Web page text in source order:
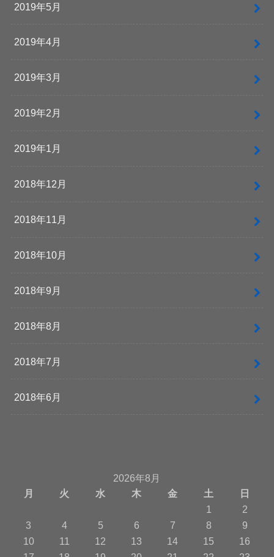
2019年5月
2019年4月
2019年3月
2019年2月
2019年1月
2018年12月
2018年11月
2018年10月
2018年9月
2018年8月
2018年7月
2018年6月
2026年8月
月
火 水 木 金 土
日
1
2
3
4 5 6 7 8
9
10
11 12 13 14 15
16